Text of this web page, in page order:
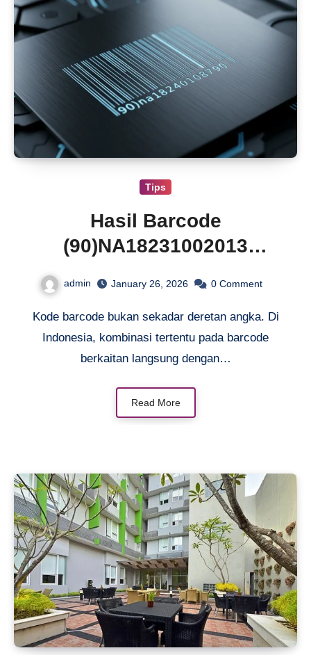
Tips
Hasil Barcode
(90)NA18231002013
admin January 26, 2026 0 Comment
Kode barcode bukan sekadar deretan angka. Di
Indonesia, kombinasi tertentu pada barcode
berkaitan langsung dengan…
Read More